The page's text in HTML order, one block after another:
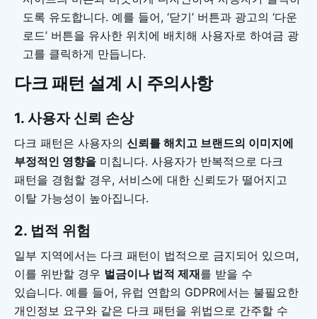
도록 유도합니다. 예를 들어, ‘닫기’ 버튼과 광고의 ‘다운
로드’ 버튼을 유사한 위치에 배치해 사용자로 하여금 광
고를 클릭하게 만듭니다.
다크 패턴 설계 시 주의사항
1. 사용자 신뢰 손상
다크 패턴은 사용자의 신뢰를 해치고 브랜드의 이미지에
부정적인 영향을 미칩니다. 사용자가 반복적으로 다크
패턴을 경험할 경우, 서비스에 대한 신뢰도가 떨어지고
이탈 가능성이 높아집니다.
2. 법적 위험
일부 지역에서는 다크 패턴이 법적으로 금지되어 있으며,
이를 위반할 경우 벌금이나 법적 제재를 받을 수
있습니다. 예를 들어, 유럽 연합의 GDPR에서는 불필요한
개인정보 요구와 같은 다크 패턴을 위법으로 간주할 수